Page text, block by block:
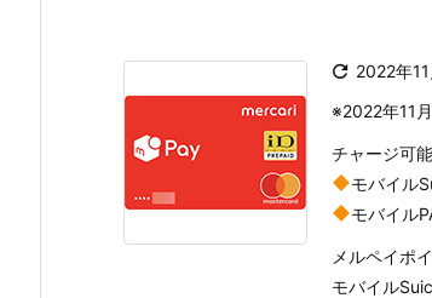
 2022年
※2022年11
チャージ可能
モバイル
モバイル
メルペイポ
モバイル